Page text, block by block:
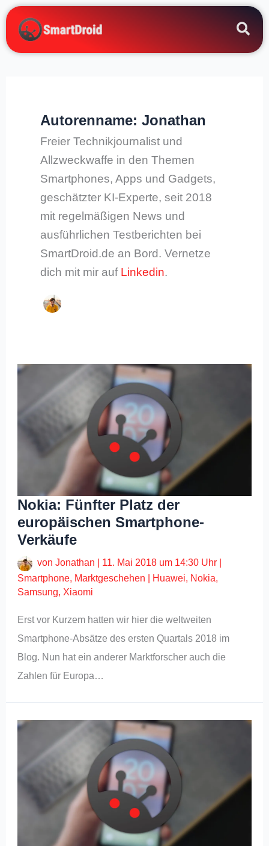
Zum
Inhalt
springen
Autorenname: Jonathan
Freier Technikjournalist und
Allzweckwaffe in den Themen
Smartphones, Apps und Gadgets,
geschätzter KI-Experte, seit 2018
mit regelmäßigen News und
ausführlichen Testberichten bei
SmartDroid.de an Bord. Vernetze
dich mit mir auf Linkedin.
Nokia: Fünfter Platz der
europäischen Smartphone-
Verkäufe
vonJonathan 11. Mai 2018 um 14:30 Uhr
Smartphone, Marktgeschehen Huawei, Nokia,
Samsung, Xiaomi
Erst vor Kurzem hatten wir hier die weltweiten
Smartphone-Absätze des ersten Quartals 2018 im
Blog. Nun hat ein anderer Marktforscher auch die
Zahlen für Europa…